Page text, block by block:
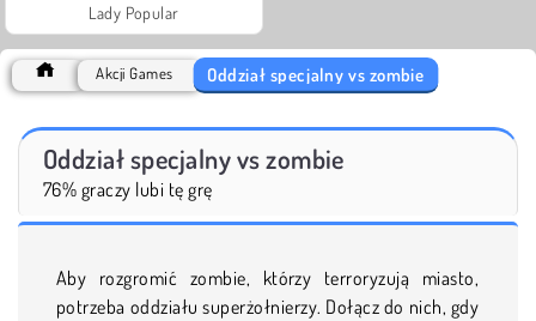
Lady Popular
Akcji Games Oddział specjalny vs zombie
Oddział specjalny vs zombie
76% graczy lubi tę grę
Aby rozgromić zombie, którzy terroryzują miasto,
potrzeba oddziału superżołnierzy. Dołącz do nich, gdy